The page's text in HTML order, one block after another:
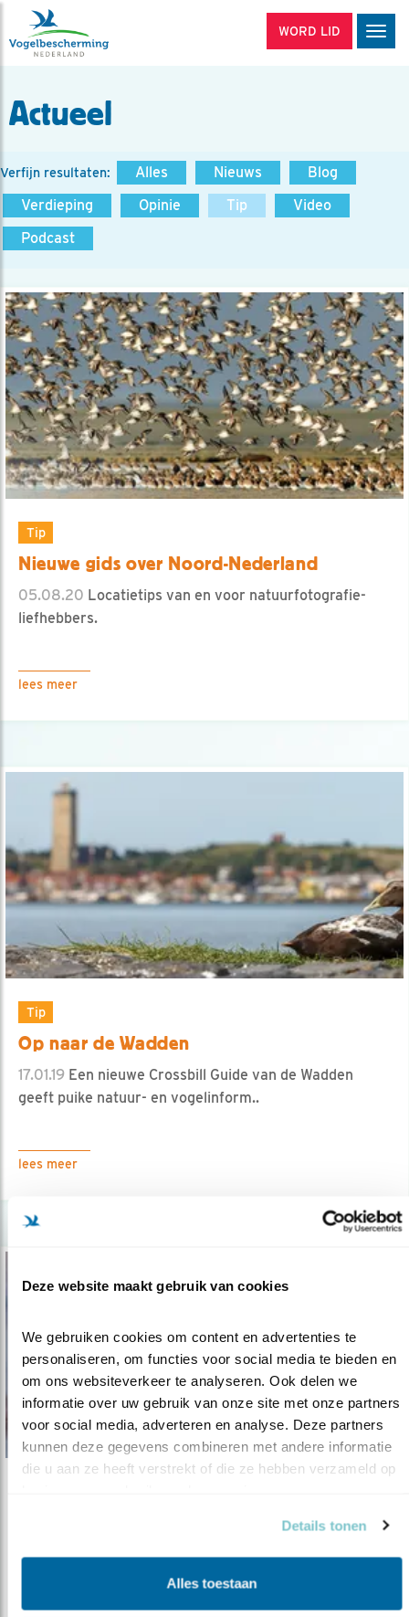
Deze website maakt gebruik van cookies
We gebruiken cookies om content en advertenties te
personaliseren, om functies voor social media te bieden en
om ons websiteverkeer te analyseren. Ook delen we
informatie over uw gebruik van onze site met onze partners
voor social media, adverteren en analyse. Deze partners
kunnen deze gegevens combineren met andere informatie
die u aan ze heeft verstrekt of die ze hebben verzameld op
Details tonen
Alles toestaan
WORD LID
Actueel
Verfijn resultaten: Alles Nieuws
Blog
Verdieping
Opinie Tip
Video
Podcast
Tip
Nieuwe gids over Noord-Nederland
05.08.20 Locatietips van en voor natuurfotografie-
liefhebbers.
lees meer
Tip
Op naar de Wadden
17.01.19 Een nieuwe Crossbill Guide van de Wadden
geeft puike natuur- en vogelinform..
lees meer
13.09.18Plekken die je niet voor mogelijk houdt als rijke